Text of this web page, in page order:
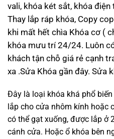
vali, khóa két sắt, khóa điện
Thay lắp ráp khóa, Copy
khi mất hết chìa Khóa cơ (
khóa mưu trí 24/24. Luôn
khách tận chỗ giá rẻ cạnh
xa .Sửa Khóa gần đây. Sửa
Đây là loại khóa khá phổ
lắp cho cửa nhôm kính hoặc
có thể gạt xuống, được lắp ở
cánh cửa. Hoặc ổ khóa bên